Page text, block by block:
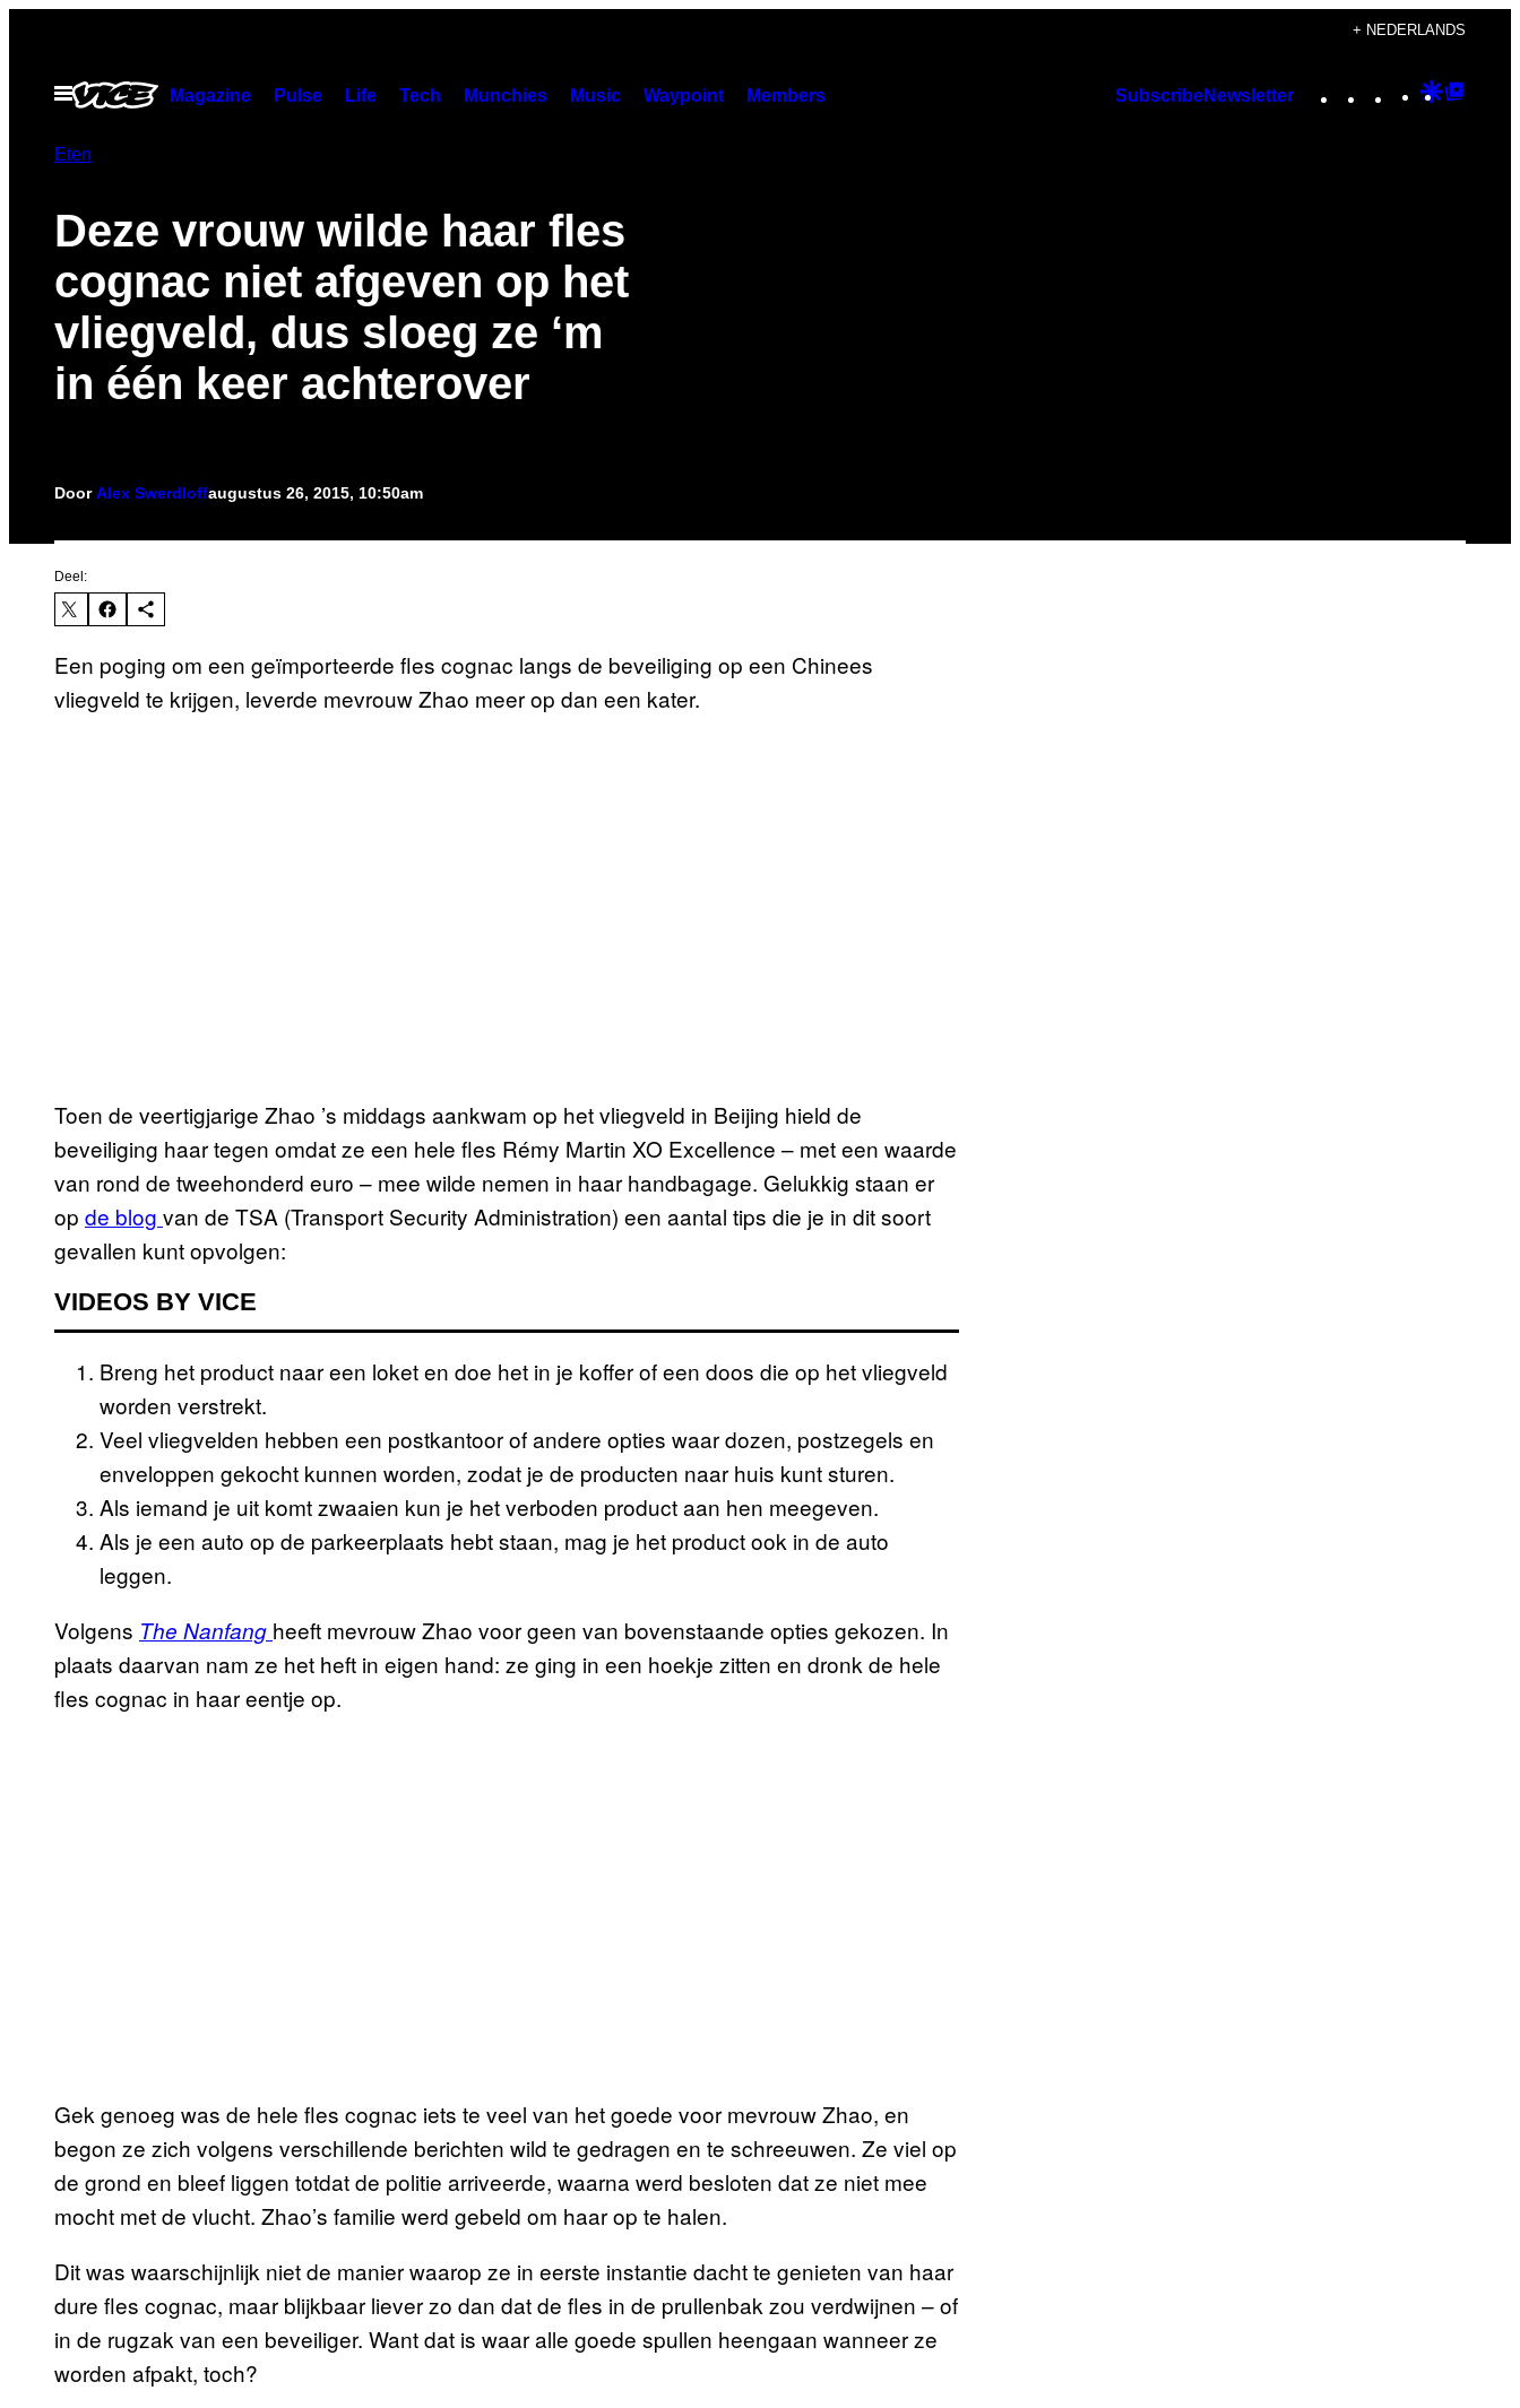
+ NEDERLANDS
Open
menu
Magazine Pulse Life Tech Munchies Music Waypoint Members SubscribeNewsletter Instagram
TikTok
YouTube
Google
Eten
Deze vrouw wilde haar fles
cognac niet afgeven op het
vliegveld, dus sloeg ze ‘m
in één keer achterover
DoorAlex Swerdloffaugustus 26, 2015, 10:50am
Deel:
Een poging om een geïmporteerde fles cognac langs de beveiliging op een Chinees
vliegveld te krijgen, leverde mevrouw Zhao meer op dan een kater.
Toen de veertigjarige Zhao ’s middags aankwam op het vliegveld in Beijing hield de
beveiliging haar tegen omdat ze een hele fles Rémy Martin XO Excellence – met een waarde
van rond de tweehonderd euro – mee wilde nemen in haar handbagage. Gelukkig staan er
op de blog van de TSA (Transport Security Administration) een aantal tips die je in dit soort
gevallen kunt opvolgen:
VIDEOS BY VICE
Breng het product naar een loket en doe het in je koffer of een doos die op het vliegveld
worden verstrekt.
Veel vliegvelden hebben een postkantoor of andere opties waar dozen, postzegels en
enveloppen gekocht kunnen worden, zodat je de producten naar huis kunt sturen.
Als iemand je uit komt zwaaien kun je het verboden product aan hen meegeven.
Als je een auto op de parkeerplaats hebt staan, mag je het product ook in de auto
leggen.
Volgens The Nanfang heeft mevrouw Zhao voor geen van bovenstaande opties gekozen. In
plaats daarvan nam ze het heft in eigen hand: ze ging in een hoekje zitten en dronk de hele
fles cognac in haar eentje op.
Gek genoeg was de hele fles cognac iets te veel van het goede voor mevrouw Zhao, en
begon ze zich volgens verschillende berichten wild te gedragen en te schreeuwen. Ze viel op
de grond en bleef liggen totdat de politie arriveerde, waarna werd besloten dat ze niet mee
mocht met de vlucht. Zhao’s familie werd gebeld om haar op te halen.
Dit was waarschijnlijk niet de manier waarop ze in eerste instantie dacht te genieten van haar
dure fles cognac, maar blijkbaar liever zo dan dat de fles in de prullenbak zou verdwijnen – of
in de rugzak van een beveiliger. Want dat is waar alle goede spullen heengaan wanneer ze
worden afpakt, toch?